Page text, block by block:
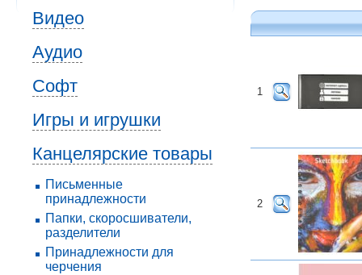
Видео
Аудио
Софт
Игры и игрушки
Канцелярские товары
Письменные
принадлежности
Папки, скоросшиватели,
разделители
Принадлежности для
черчения
1
2